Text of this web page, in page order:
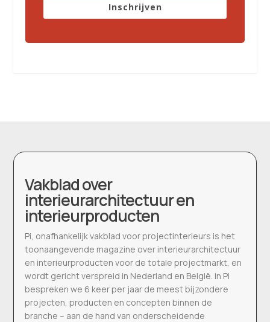
Inschrijven
Vakblad over
interieurarchitectuur en
interieurproducten
Pi, onafhankelijk vakblad voor projectinterieurs is het
toonaangevende magazine over interieurarchitectuur
en interieurproducten voor de totale projectmarkt, en
wordt gericht verspreid in Nederland en België. In Pi
bespreken we 6 keer per jaar de meest bijzondere
projecten, producten en concepten binnen de
branche – aan de hand van onderscheidende